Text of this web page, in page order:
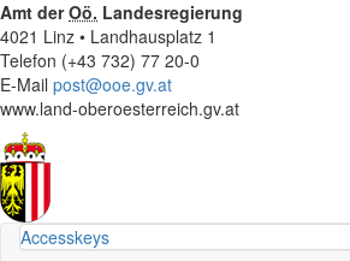
Amt derOö. Landesregierung
4021 Linz • Landhausplatz 1
Telefon (+43 732) 77 20-0
E-Mail post@ooe.gv.at
www.land-oberoesterreich.gv.at
Accesskeys